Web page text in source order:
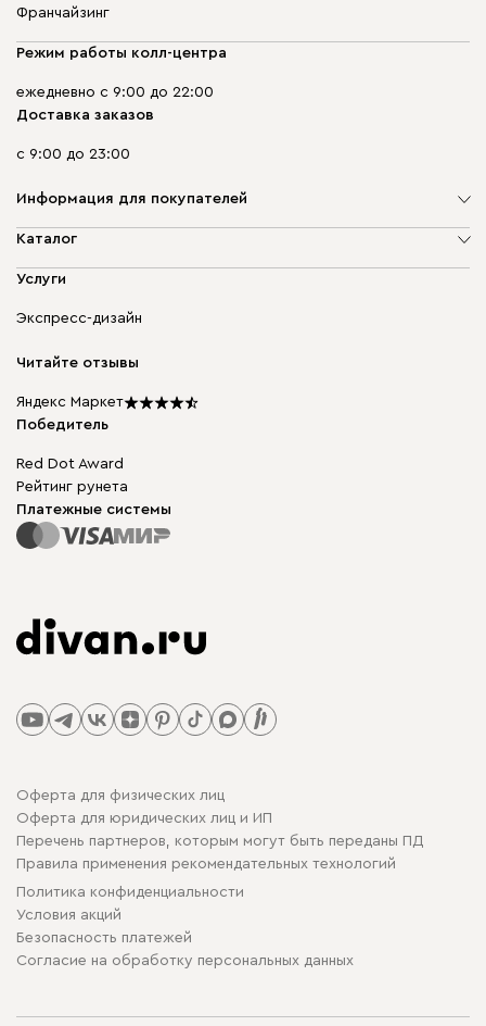
Франчайзинг
Режим работы колл-центра
ежедневно с 9:00 до 22:00
Доставка заказов
с 9:00 до 23:00
Информация для покупателей
О компании
Доставка и оплата
диван.клуб
Карьера
Подарочные сертификаты
Мы в прессе
Каталог
Мягкая мебель
Бескаркасная мебель
Столы и стулья
Услуги
Экспресс-дизайн
Читайте отзывы
Яндекс Маркет
Победитель
Red Dot Award
Рейтинг рунета
Платежные системы
Оферта для физических лиц
Оферта для юридических лиц и ИП
Перечень партнеров, которым могут быть переданы ПД
Правила применения рекомендательных технологий
Политика конфиденциальности
Условия акций
Безопасность платежей
Cогласие на обработку персональных данных